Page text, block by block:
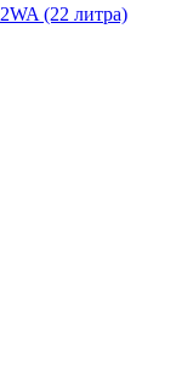
(22 литра)